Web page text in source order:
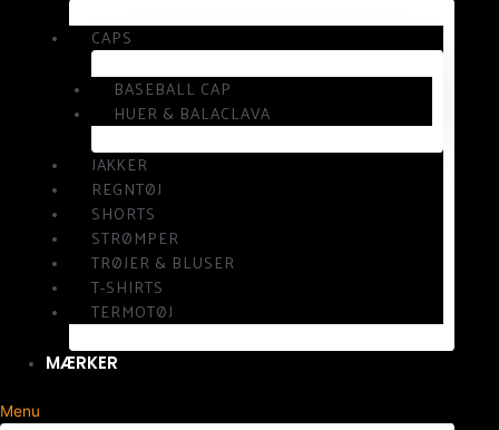
CAPS
BASEBALL CAP
HUER & BALACLAVA
JAKKER
REGNTØJ
SHORTS
STRØMPER
TRØJER & BLUSER
T-SHIRTS
TERMOTØJ
MÆRKER
Menu